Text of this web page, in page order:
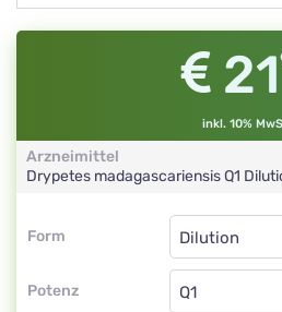
21
inkl. 10%
Arzneimittel
Drypetes madagascariensisQ1
Form
Form
Potenz
Dilution
Q1